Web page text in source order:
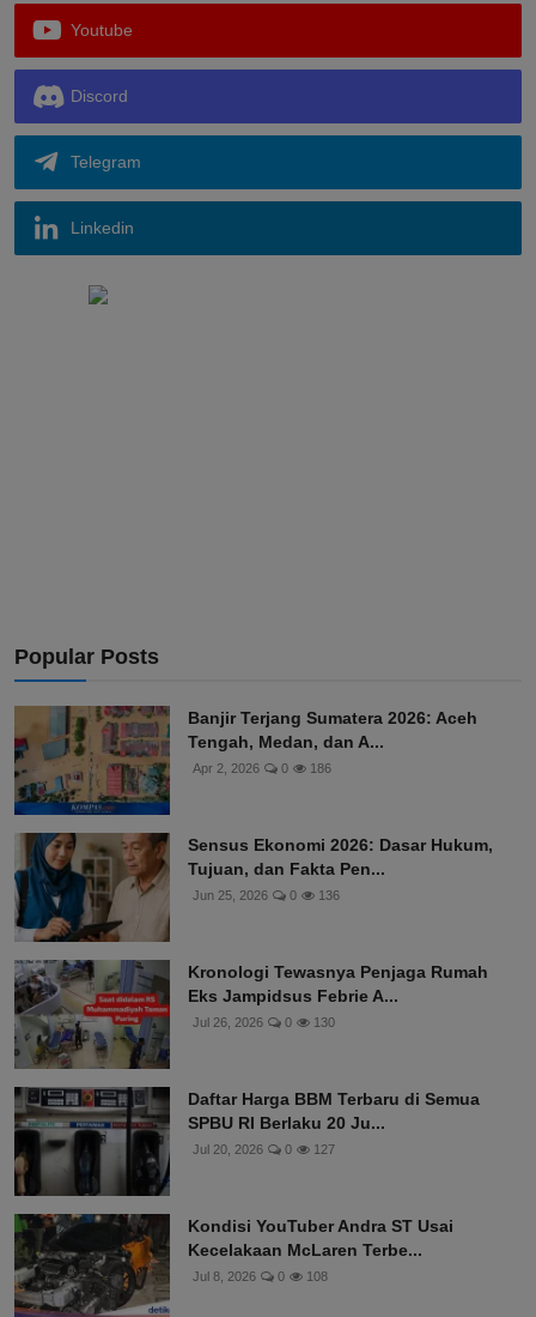
Youtube
Discord
Telegram
Linkedin
Popular Posts
Banjir Terjang Sumatera 2026: Aceh
Tengah, Medan, dan A...
Apr 2, 2026 0 186
Sensus Ekonomi 2026: Dasar Hukum,
Tujuan, dan Fakta Pen...
Jun 25, 2026 0 136
Kronologi Tewasnya Penjaga Rumah
Eks Jampidsus Febrie A...
Jul 26, 2026 0 130
Daftar Harga BBM Terbaru di Semua
SPBU RI Berlaku 20 Ju...
Jul 20, 2026 0 127
Kondisi YouTuber Andra ST Usai
Kecelakaan McLaren Terbe...
Jul 8, 2026 0 108